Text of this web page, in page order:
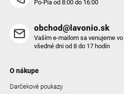
Po-Pia od 8:00 do 16:00
obchod@lavonio.sk
Vaším e-mailom sa venujeme vo
všedné dni od 8 do 17 hodín
O nákupe
Darčekové poukazy